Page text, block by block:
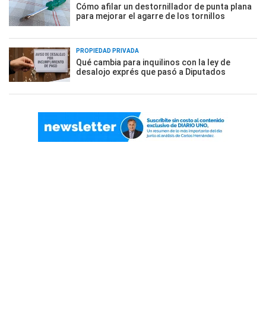
Cómo afilar un destornillador de punta plana
para mejorar el agarre de los tornillos
PROPIEDAD PRIVADA
Qué cambia para inquilinos con la ley de
desalojo exprés que pasó a Diputados